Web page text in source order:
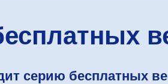
серию бесплатных